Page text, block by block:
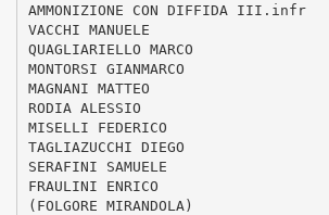
AMMONIZIONE CON DIFFIDA III.infr
VACCHI MANUELE
QUAGLIARIELLO MARCO
MONTORSI GIANMARCO
MAGNANI MATTEO
RODIA ALESSIO
MISELLI FEDERICO
TAGLIAZUCCHI DIEGO
SERAFINI SAMUELE
FRAULINI ENRICO
(FOLGORE MIRANDOLA)